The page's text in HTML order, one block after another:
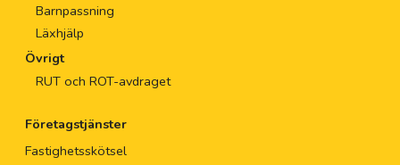
Barnpassning
Läxhjälp
Övrigt
RUT och ROT-avdraget
Företagstjänster
Fastighetsskötsel